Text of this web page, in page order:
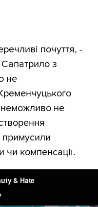
почуття, -
з
не
не
примусили
чи компенсації.